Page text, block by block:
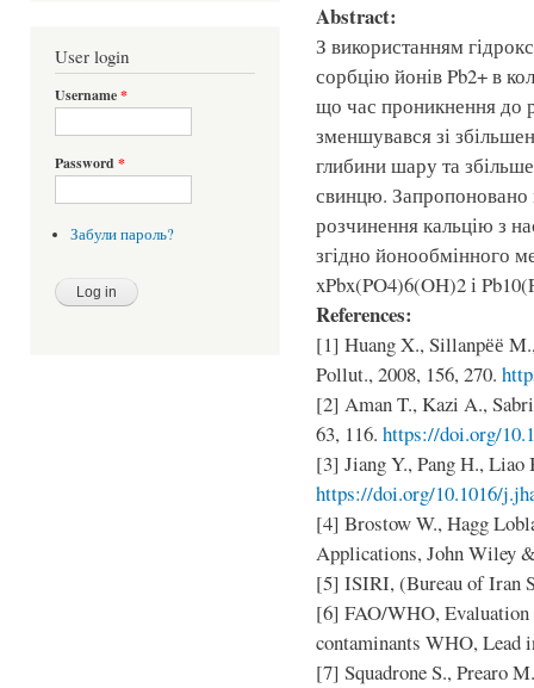
User login
Username*
Password *
Забули пароль?
Abstract:
З використанням
сорбцію йонів Pb2+ в
що час проникнення до
зменшувався зі
глибини шару та
свинцю. Запропоновано
розчинення кальцію з
згідно йонообмінного
xPbx(PO4)6(OH)2 і
References:
[1] Huang X., Sillanpёё
Pollut., 2008, 156, 270.
[2] Aman T., Kazi A.,
63, 116. https://doi.org/
[3] Jiang Y., Pang H., Liao
https://doi.org/10.1016/
[4] Brostow W., Hagg
Applications, John Wiley
[5] ISIRI, (Bureau of Iran
[6] FAO/WHO, Evaluation
contaminants WHO, Lead
[7] Squadrone S., Prearo